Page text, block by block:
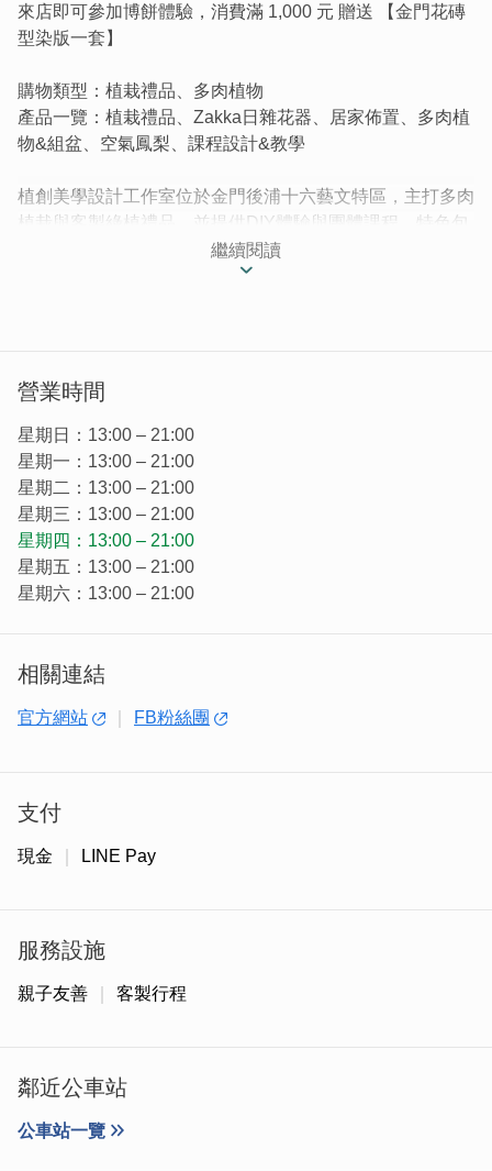
來店即可參加博餅體驗，消費滿 1,000 元 贈送 【金門花磚
型染版一套】
購物類型：植栽禮品、多肉植物
產品一覽：植栽禮品、Zakka日雜花器、居家佈置、多肉植
物&組盆、空氣鳳梨、課程設計&教學
植創美學設計工作室位於金門後浦十六藝文特區，主打多肉
植栽與客製綠植禮品，並提供DIY體驗與團體課程。特色包
含結合金門石蚵殼、北山播音牆意象等在地文化元素，營造
療癒又富地方特色的綠意空間，適合作為送禮與親子活動之
3號舖，溫馨的店面裡販售各式療癒的多肉植栽，喜歡多肉
植物的你絕對不能錯過。
外也有課程設計&教學服務，歡迎私訊
繼續閱讀
營業時間
星期日：13:00 – 21:00
星期一：13:00 – 21:00
星期二：13:00 – 21:00
星期三：13:00 – 21:00
星期四：13:00 – 21:00
星期五：13:00 – 21:00
星期六：13:00 – 21:00
相關連結
官方網站 FB粉絲團
支付
現金 LINE Pay
服務設施
親子友善 客製行程
鄰近公車站
公車站一覽